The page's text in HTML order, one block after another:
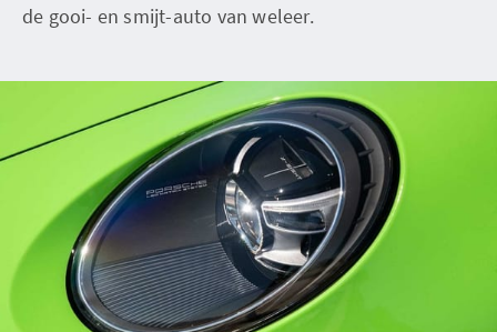
de gooi- en smijt-auto van weleer.